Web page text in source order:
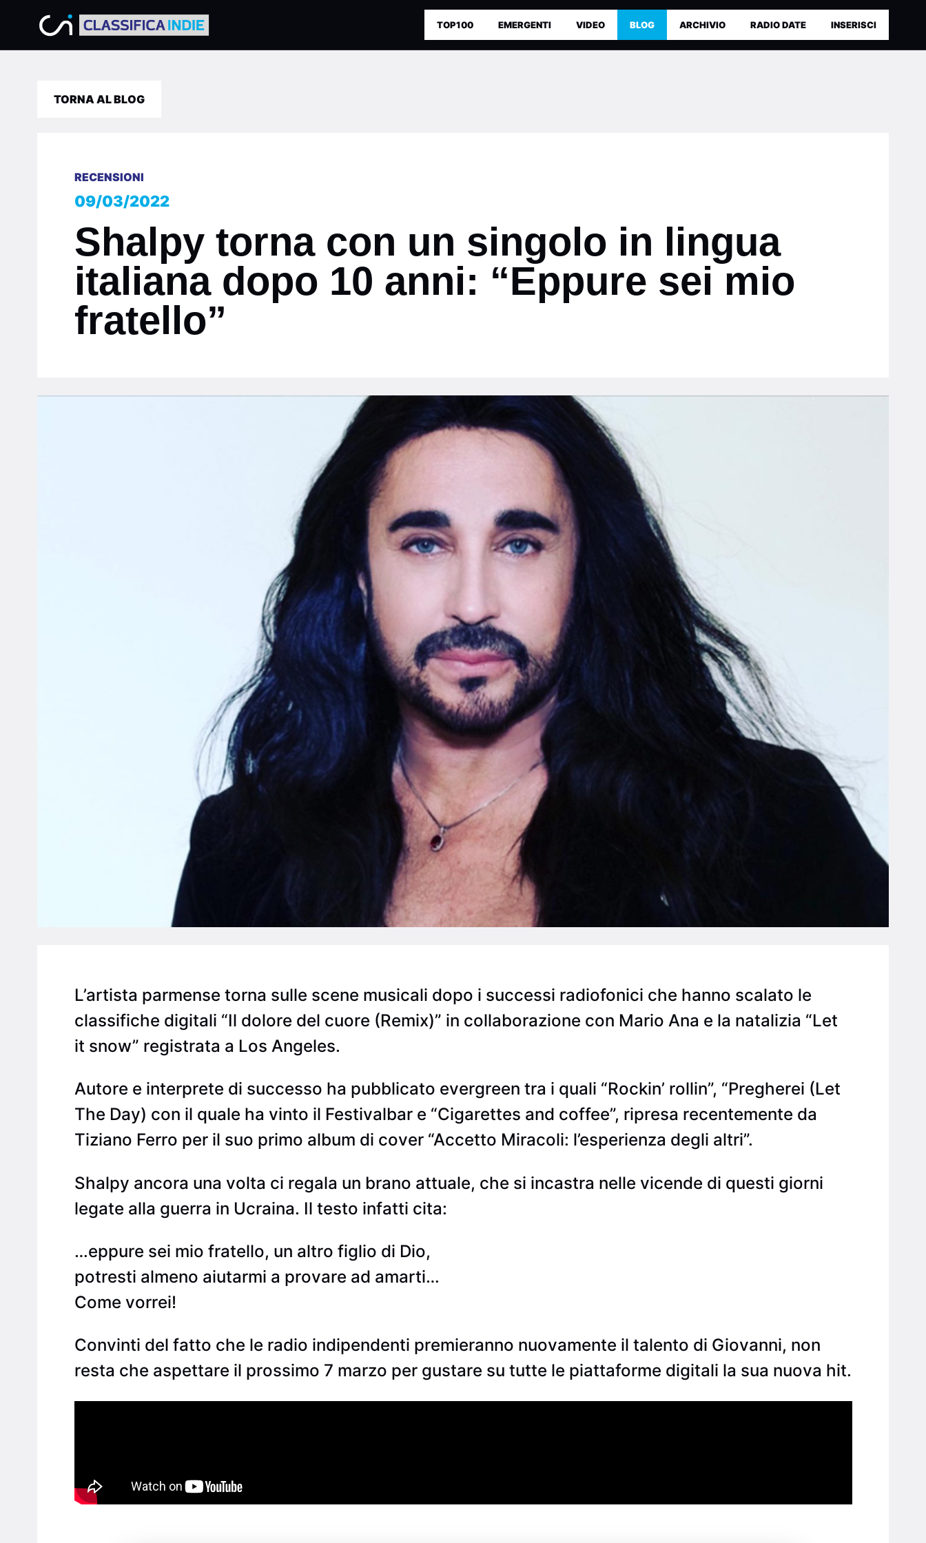
TOP100 EMERGENTI VIDEO BLOG ARCHIVIO RADIO DATE INSERISCI
TORNA AL BLOG
RECENSIONI
09/03/2022
Shalpy torna con un singolo in lingua
italiana dopo 10 anni: “Eppure sei mio
fratello”
L’artista parmense torna sulle scene musicali dopo i successi radiofonici che hanno scalato le
classifiche digitali “Il dolore del cuore (Remix)” in collaborazione con Mario Ana e la natalizia “Let
it snow” registrata a Los Angeles.
Autore e interprete di successo ha pubblicato evergreen tra i quali “Rockin’ rollin”, “Pregherei (Let
The Day) con il quale ha vinto il Festivalbar e “Cigarettes and coffee”, ripresa recentemente da
Tiziano Ferro per il suo primo album di cover “Accetto Miracoli: l’esperienza degli altri”.
Shalpy ancora una volta ci regala un brano attuale, che si incastra nelle vicende di questi giorni
legate alla guerra in Ucraina. Il testo infatti cita:
…eppure sei mio fratello, un altro figlio di Dio,
potresti almeno aiutarmi a provare ad amarti…
Come vorrei!
Convinti del fatto che le radio indipendenti premieranno nuovamente il talento di Giovanni, non
resta che aspettare il prossimo 7 marzo per gustare su tutte le piattaforme digitali la sua nuova hit.